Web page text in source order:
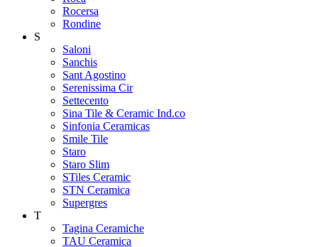
Rocersa
Rondine
S
Saloni
Sanchis
Sant Agostino
Serenissima Cir
Settecento
Sina Tile & Ceramic Ind.co
Sinfonia Ceramicas
Smile Tile
Staro
Staro Slim
STiles Ceramic
STN Ceramica
Supergres
T
Tagina Ceramiche
TAU Ceramica